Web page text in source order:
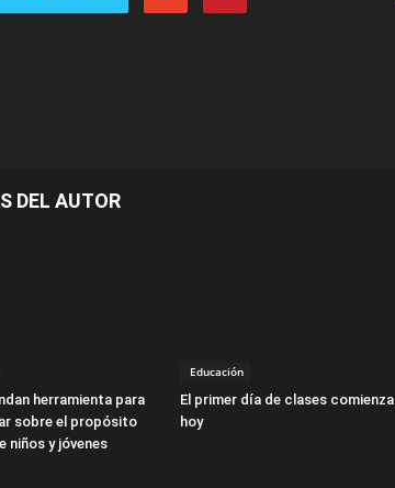
DEL AUTOR
herramienta para
sobre el propósito
niños y jóvenes
Educación
El primer día de clases comienza
hoy